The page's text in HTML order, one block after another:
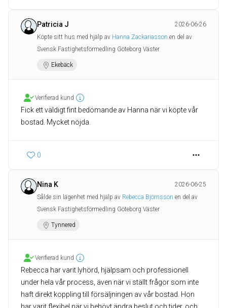
Patricia J
2026-06-26
Köpte sitt hus med hjälp av Hanna Zackariasson en del av
Svensk Fastighetsförmedling Göteborg Väster
Ekebäck
Verifierad kund
Fick ett väldigt fint bedömande av Hanna när vi köpte vår
bostad. Mycket nöjda.
0
Nina K
2026-06-25
Sålde sin lägenhet med hjälp av Rebecca Björnsson en del av
Svensk Fastighetsförmedling Göteborg Väster
Tynnered
Verifierad kund
Rebecca har varit lyhörd, hjälpsam och professionell
under hela vår process, även när vi ställt frågor som inte
haft direkt koppling till försäljningen av vår bostad. Hon